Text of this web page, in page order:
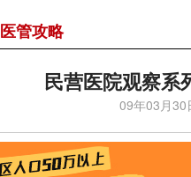
医管攻略
民营医院观察系
09年03月30